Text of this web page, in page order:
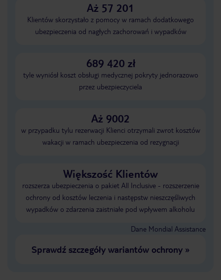
Aż 57 201
Klientów skorzystało z pomocy w ramach dodatkowego
ubezpieczenia od nagłych zachorowań i wypadków
689 420 zł
tyle wyniósł koszt obsługi medycznej pokryty jednorazowo
przez ubezpieczyciela
Aż 9002
w przypadku tylu rezerwacji Klienci otrzymali zwrot kosztów
wakacji w ramach ubezpieczenia od rezygnacji
Większość Klientów
rozszerza ubezpieczenia o pakiet All Inclusive - rozszerzenie
ochrony od kosztów leczenia i następstw nieszczęśliwych
wypadków o zdarzenia zaistniałe pod wpływem alkoholu
Dane Mondial Assistance
Sprawdź szczegóły wariantów ochrony»